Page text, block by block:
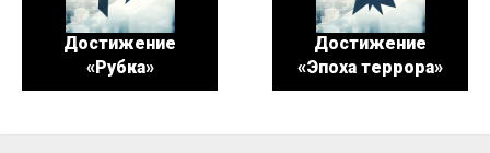
Достижение
«Рубка»
Достижение
«Эпоха террора»